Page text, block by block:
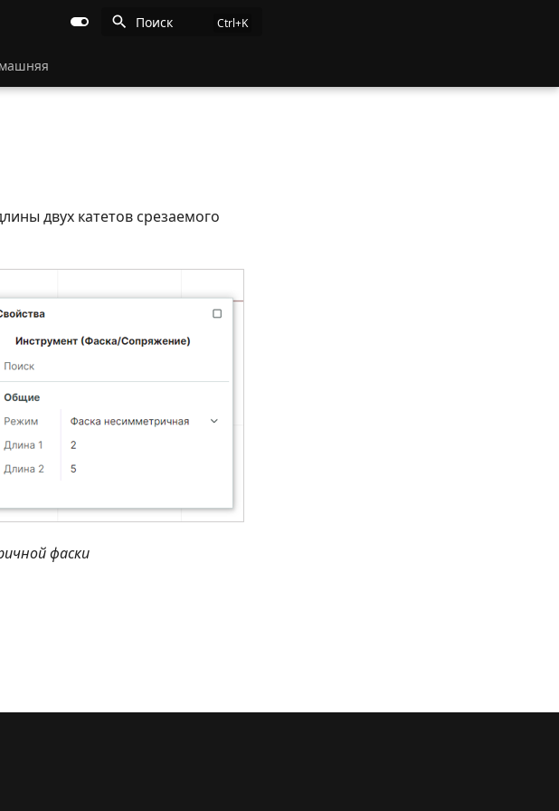
Поиск
двух катетов срезаемого
фаски